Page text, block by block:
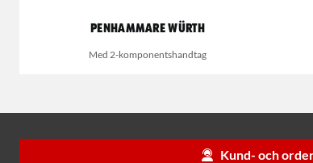
Penhammare Würth
Med 2-komponentshandtag
Kund- och